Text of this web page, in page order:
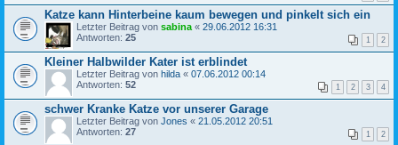
Katze kann Hinterbeine kaum bewegen und pinkelt sich ein
Letzter Beitrag von sabina « 29.06.2012 16:31
Antworten: 25 1 2
Kleiner Halbwilder Kater ist erblindet
Letzter Beitrag von hilda « 07.06.2012 00:14
Antworten: 52 1 2 3 4
schwer Kranke Katze vor unserer Garage
Letzter Beitrag von Jones « 21.05.2012 20:51
Antworten: 27 1 2